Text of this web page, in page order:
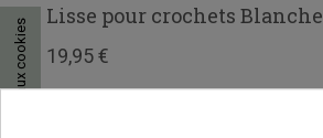
Lisse pour crochets Blanche
19,95 €